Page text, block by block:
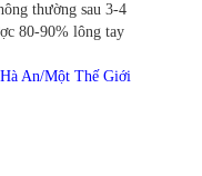
thường sau 3-4
80-90% lông tay
An/Một Thế Giới